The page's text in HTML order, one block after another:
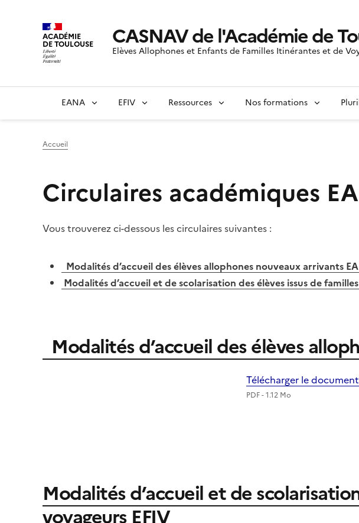
ACADÉMIE
DE TOULOUSE CASNAV de l'Académie de
Elèves Allophones et Enfants de Familles Itinérantes et de
EANA EFIV Ressources Nos formations
Accueil
Circulaires académiques
Vous trouverez ci-dessous les circulaires suivantes :
Modalités d’accueil des élèves allophones nouveaux arrivants
Modalités d’accueil et de scolarisation des élèves issus de
Modalités d’accueil des élèves
Télécharger le
PDF - 1.12 Mo
Modalités d’accueil et de